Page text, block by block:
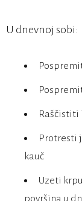
U dnevnoj sobi:
Raščistiti
Protresti
kauč
Uzeti
površina u